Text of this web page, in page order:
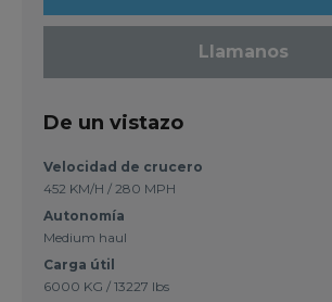
Llamanos
De un vistazo
Velocidad de crucero
452 KM/H / 280 MPH
Autonomía
Medium haul
Carga útil
6000 KG / 13227 lbs